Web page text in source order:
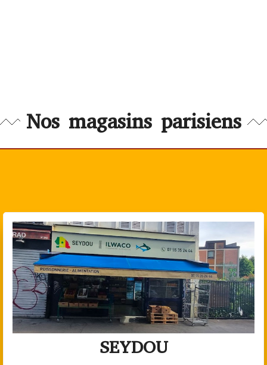
Nos magasins parisiens
SEYDOU